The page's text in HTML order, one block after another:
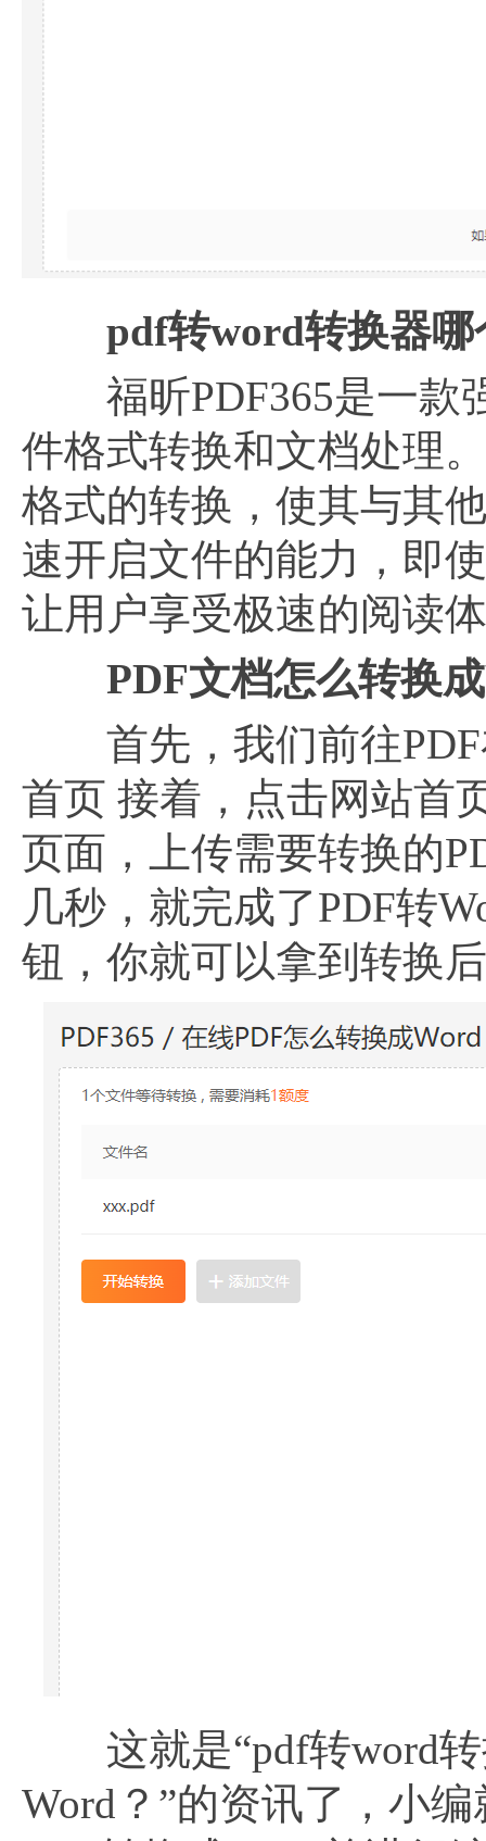
pdf转word转换器哪
福昕PDF365是一款
件格式转换和文档处理
格式的转换，使其与其
速开启文件的能力，即
让用户享受极速的阅读
PDF文档怎么转换
首先，我们前往PDF
首页 接着，点击网站首
页面，上传需要转换的
几秒，就完成了PDF转
钮，你就可以拿到转换
这就是“pdf转word转
Word？”的资讯了，小